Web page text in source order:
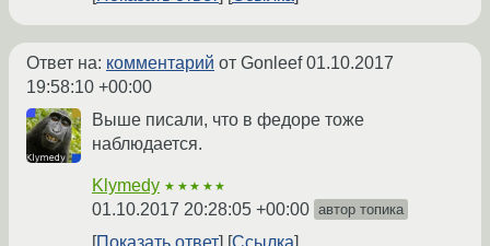
Ответ на: комментарий от Gonleef01.10.2017
19:58:10 +00:00
Выше писали, что в федоре тоже
наблюдается.
Klymedy ★★★★★
01.10.2017 20:28:05 +00:00 автор топика